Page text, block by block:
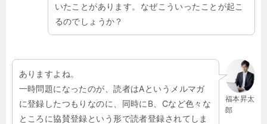
いたことがあります。なぜこういったことが起こ
るのでしょうか？
福本昇太
郎
ありますよね。
一時問題になったのが、読者はAというメルマガ
に登録したつもりなのに、同時に B Cなど色々な
ところに協賛登録という形で読者登録されてしま